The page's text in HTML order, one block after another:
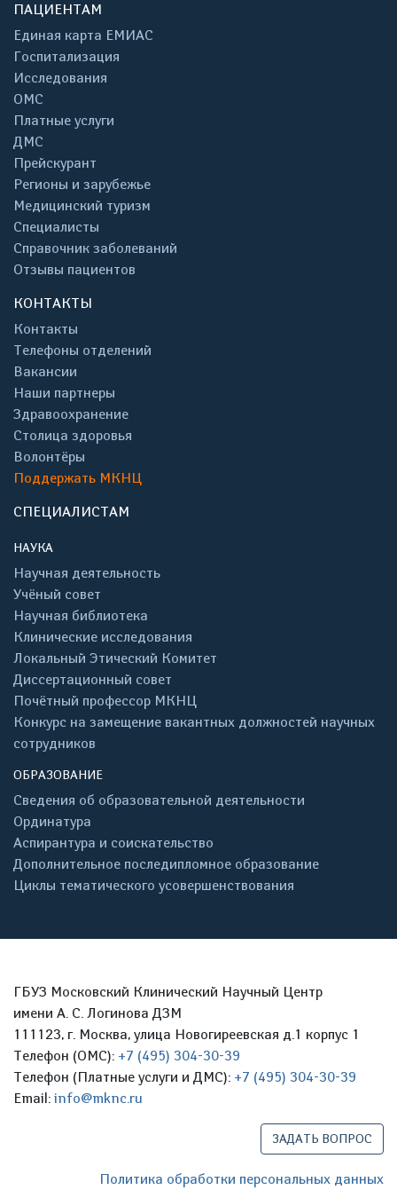
ПАЦИЕНТАМ
Единая карта ЕМИАС
Госпитализация
Исследования
ОМС
Платные услуги
ДМС
Прейскурант
Регионы и зарубежье
Медицинский туризм
Специалисты
Справочник заболеваний
Отзывы пациентов
КОНТАКТЫ
Контакты
Телефоны отделений
Вакансии
Наши партнеры
Здравоохранение
Столица здоровья
Волонтёры
Поддержать МКНЦ
СПЕЦИАЛИСТАМ
НАУКА
Научная деятельность
Учёный совет
Научная библиотека
Клинические исследования
Локальный Этический Комитет
Диссертационный совет
Почётный профессор МКНЦ
Конкурс на замещение вакантных должностей научных
сотрудников
ОБРАЗОВАНИЕ
Сведения об образовательной деятельности
Ординатура
Аспирантура и соискательство
Дополнительное последипломное образование
Циклы тематического усовершенствования
ГБУЗ Московский Клинический Научный Центр
имени А. С. Логинова ДЗМ
111123, г. Москва, улица Новогиреевская д.1 корпус 1
Телефон (ОМС): +7 (495) 304-30-39
Телефон (Платные услуги и ДМС): +7 (495) 304-30-39
Email: info@mknc.ru
ЗАДАТЬ ВОПРОС
Политика обработки персональных данных